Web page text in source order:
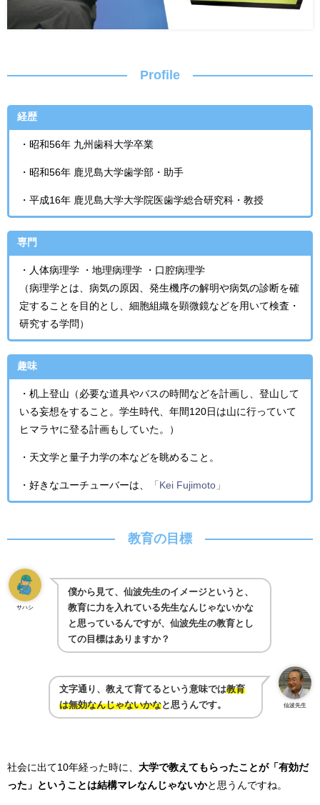
Profile
経歴
・昭和56年 九州歯科大学卒業
・昭和56年 鹿児島大学歯学部・助手
・平成16年 鹿児島大学大学院医歯学総合研究科・教授
専門
・人体病理学 ・地理病理学 ・口腔病理学
（病理学とは、病気の原因、発生機序の解明や病気の診断を確
定することを目的とし、細胞組織を顕微鏡などを用いて検査・
研究する学問）
趣味
・机上登山（必要な道具やバスの時間などを計画し、登山して
いる妄想をすること。学生時代、年間120日は山に行っていて
ヒマラヤに登る計画もしていた。）
・天文学と量子力学の本などを眺めること。
・好きなユーチューバーは、 「Kei Fujimoto」
教育の目標
サハシ
僕から見て、仙波先生のイメージというと、
教育に力を入れている先生なんじゃないかな
と思っているんですが、仙波先生の教育とし
ての目標はありますか？
仙波先生
文字通り、教えて育てるという意味では教育
は無効なんじゃないかなと思うんです。
社会に出て10年経った時に、 大学で教えてもらったことが「有効だ
った」ということは結構マレなんじゃないかと思うんですね。